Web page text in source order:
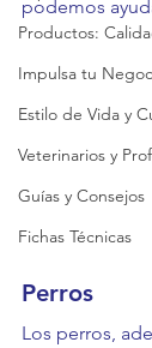
Productos:
Impulsa tu
Estilo de Vida y
Veterinarios y
Guías y Consejos
Fichas Técnicas
podemos
Perros
Los perros,